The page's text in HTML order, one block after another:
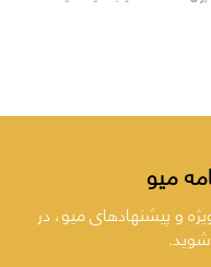
میو
و پیشنهادهای میو، در